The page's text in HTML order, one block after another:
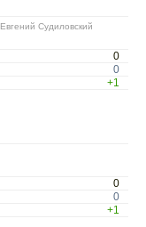
Евгений Судиловский
0
0
+1
0
0
+1